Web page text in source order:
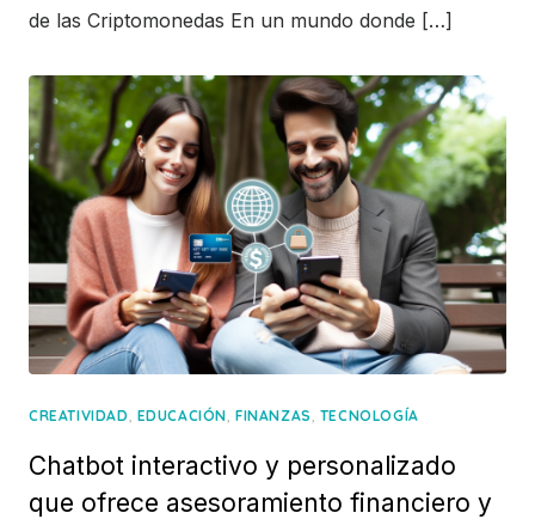
de las Criptomonedas En un mundo donde […]
CREATIVIDAD, EDUCACIÓN,FINANZAS, TECNOLOGÍA
Chatbot interactivo y personalizado
que ofrece asesoramiento financiero y